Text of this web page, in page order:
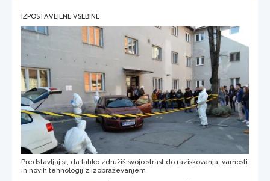
IZPOSTAVLJENE VSEBINE
Predstavljaj si, da lahko združiš svojo strast do raziskovanja, varnosti
in novih tehnologij z izobraževanjem